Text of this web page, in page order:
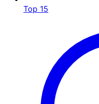
Top 15